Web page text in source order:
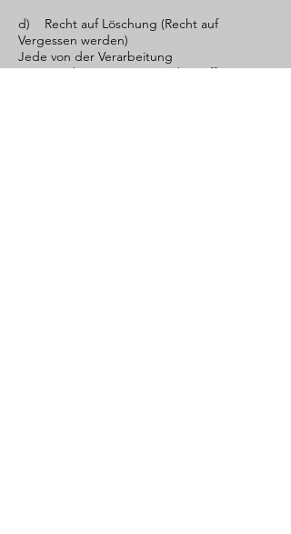
d) Recht auf Löschung (Recht auf
Vergessen werden)
Jede von der Verarbeitung
personenbezogener Daten betroffene